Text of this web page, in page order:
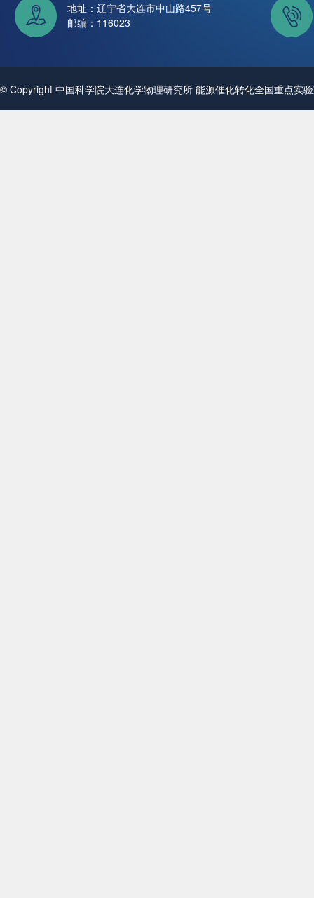
地址：辽宁省大连市中山路457号
邮编：116023
© Copyright 中国科学院大连化学物理研究所 能源催化转化全国重点实